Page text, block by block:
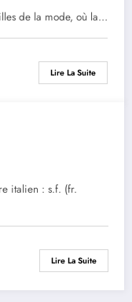
de la mode, où la…
Lire La Suite
italien : s.f. (fr.
Lire La Suite